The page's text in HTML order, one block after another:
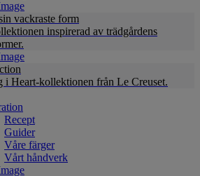
vackraste form
inspirerad av trädgårdens
i Heart-kollektionen från Le Creuset.
Recept
Guider
Våre färger
Vårt håndverk